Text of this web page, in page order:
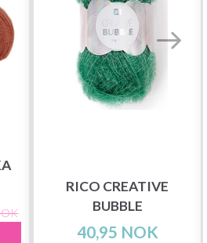
RICO CREATIVE
BUBBLE
40,95 NOK